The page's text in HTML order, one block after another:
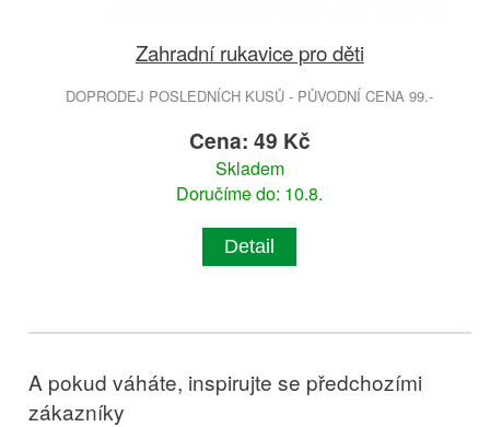
Zahradní rukavice pro děti
DOPRODEJ POSLEDNÍCH KUSŮ - PŮVODNÍ CENA 99.-
Cena: 49 Kč
Skladem
Doručíme do: 10.8.
Detail
A pokud váháte, inspirujte se předchozími
zákazníky